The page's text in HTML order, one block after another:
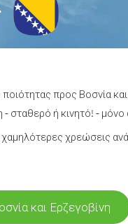
προς Βοσνία
σταθερό ή κινητό! -
χρεώσεις
και Ερζεγοβίνη